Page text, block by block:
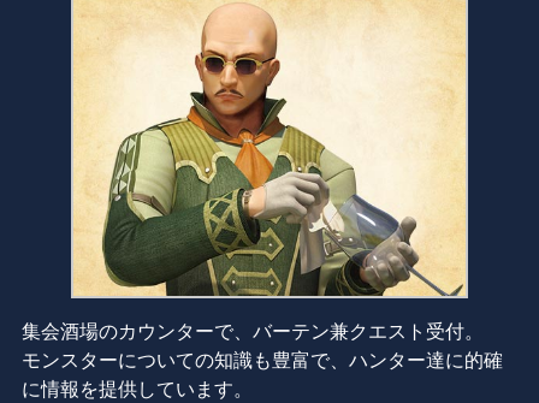
集会酒場のカウンターで、バーテン兼クエスト受付。
モンスターについての知識も豊富で、ハンター達に的確
に情報を提供しています。